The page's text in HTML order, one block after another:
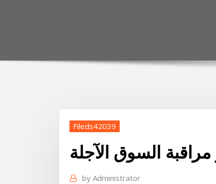
Fileds42039
السوق الآجلة
by Administrator